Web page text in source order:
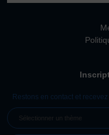
Restons en contact et